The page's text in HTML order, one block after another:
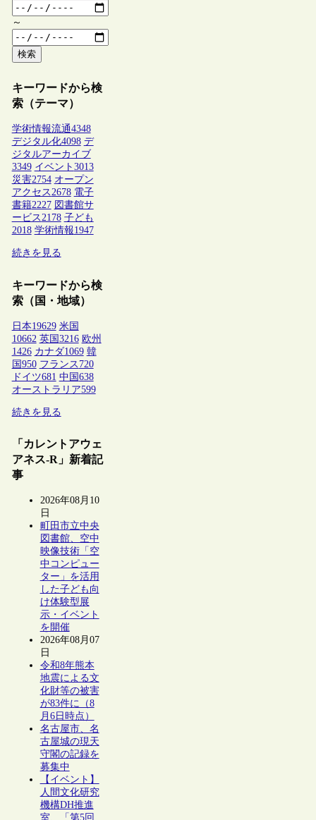
～
検索
キーワードから検
索（テーマ）
学術情報流通4348
デジタル化4098 デ
ジタルアーカイブ
3349 イベント 3013
災害2754 オープン
アクセス2678 電子
書籍2227 図書館サ
ービス2178 子ども
2018 学術情報1947
続きを見る
キーワードから検
索（国・地域）
日本19629 米国
10662 英国 3216 欧州
1426 カナダ1069 韓
国 950 フランス 720
ドイツ681 中国 638
オーストラリア599
続きを見る
「カレントアウェ
アネス-R」新着記
事
2026年08月10
日
町田市立中央
図書館、空中
映像技術「空
中コンピュー
ター」を活用
した子ども向
け体験型展
示・イベント
を開催
2026年08月07
日
令和8年熊本
地震による文
化財等の被害
が83件に（8
月6日時点）
名古屋市、名
古屋城の現天
守閣の記録を
募集中
【イベント】
人間文化研究
機構DH推進
室、「第5回